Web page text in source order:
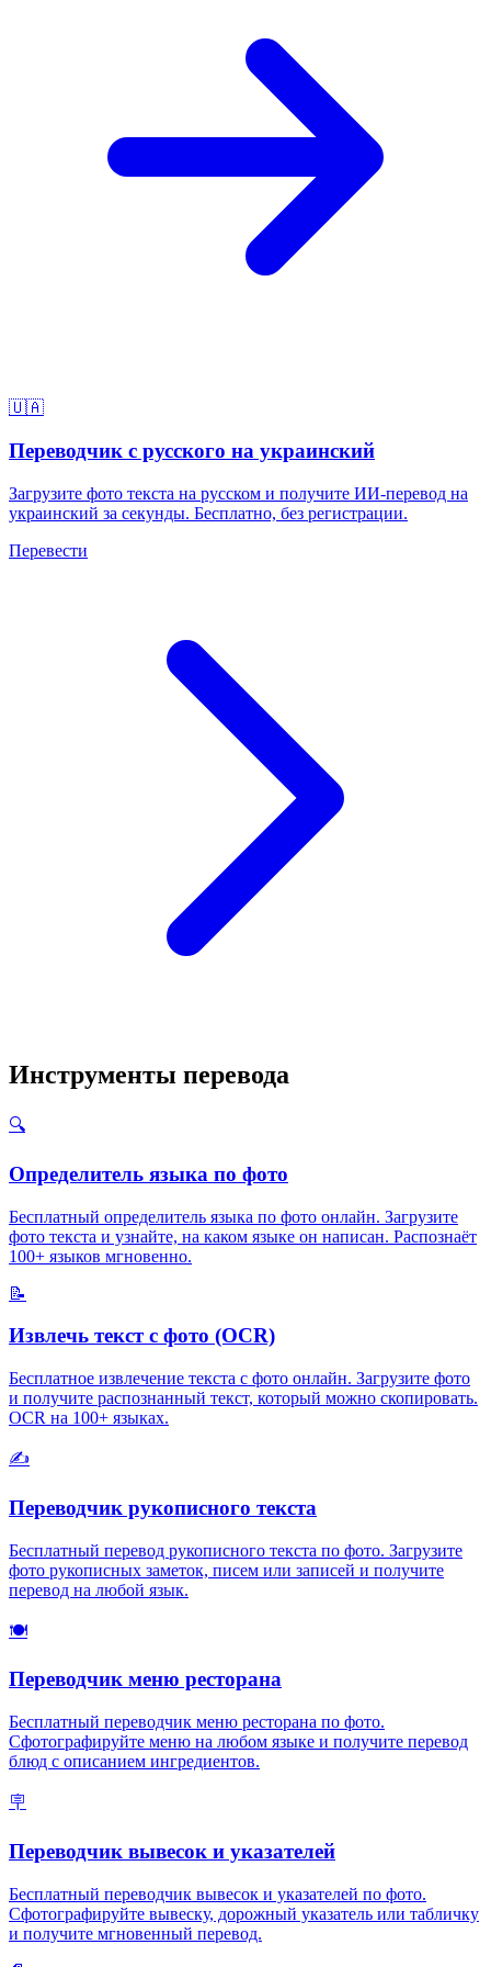
🇺🇦
Переводчик с русского на украинский
Загрузите фото текста на русском и получите ИИ-перевод на
украинский за секунды. Бесплатно, без регистрации.
Перевести
Инструменты перевода
🔍
Определитель языка по фото
Бесплатный определитель языка по фото онлайн. Загрузите
фото текста и узнайте, на каком языке он написан. Распознаёт
100+ языков мгновенно.
📝
Извлечь текст с фото (OCR)
Бесплатное извлечение текста с фото онлайн. Загрузите фото
и получите распознанный текст, который можно скопировать.
OCR на 100+ языках.
✍️
Переводчик рукописного текста
Бесплатный перевод рукописного текста по фото. Загрузите
фото рукописных заметок, писем или записей и получите
перевод на любой язык.
🍽️
Переводчик меню ресторана
Бесплатный переводчик меню ресторана по фото.
Сфотографируйте меню на любом языке и получите перевод
блюд с описанием ингредиентов.
🪧
Переводчик вывесок и указателей
Бесплатный переводчик вывесок и указателей по фото.
Сфотографируйте вывеску, дорожный указатель или табличку
и получите мгновенный перевод.